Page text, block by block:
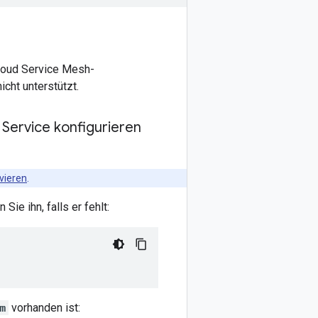
Service Mesh-
unterstützt.
konfigurieren
Sie ihn, falls er fehlt:
vorhanden ist: